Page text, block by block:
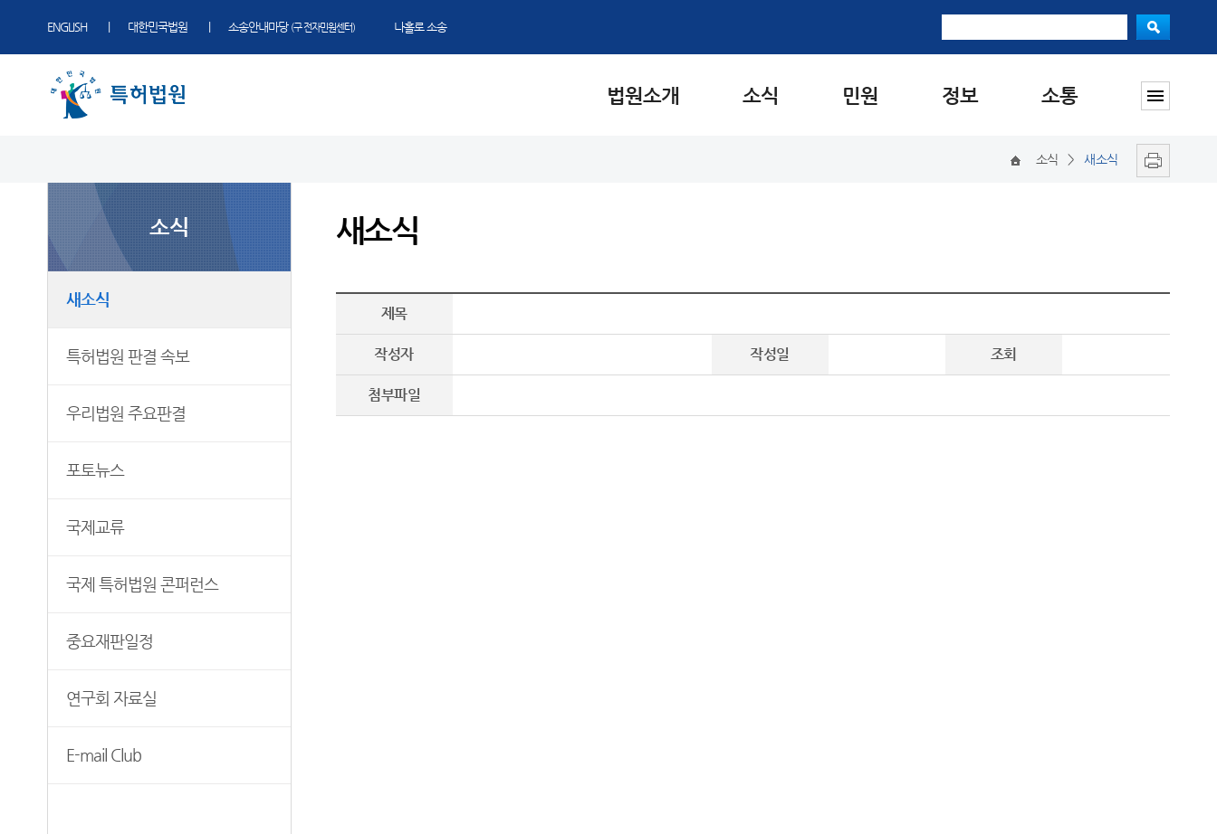
ENGLISH 대한민국법원 소송안내마당 (구 전자민원센터) 나홀로 소송
법원소개 소식 민원 정보 소통
조직 및 전화번호
국제재판부
특허법원 판결 속보
우리법원 주요판결
국제 특허법원 콘퍼런스
연구회 자료실
자주묻는질문
재판기록열람복사예약
판결자료실
특허법원 연도별 사건통계
판결서 인터넷열람
각급법원안내
부조리 신고센터
찾아가는 특허교실
소식 > 새소식
소식
새소식
특허법원 판결 속보
우리법원 주요판결
포토뉴스
국제교류
국제 특허법원 콘퍼런스
중요재판일정
연구회 자료실
E-mail Club
새소식
제목
작성자 작성일 조회
첨부파일